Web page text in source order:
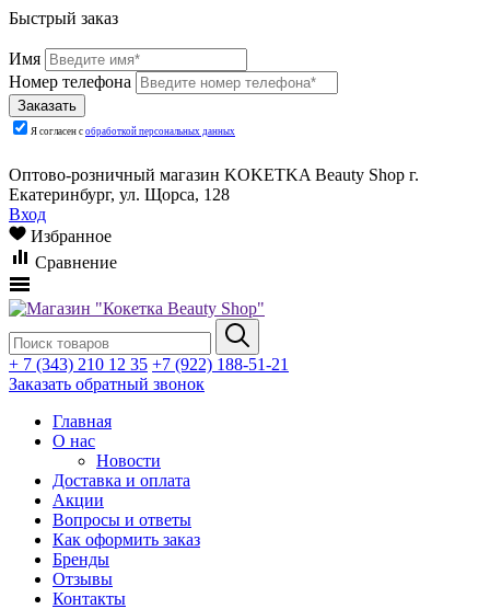
Быстрый заказ
Имя
Номер телефона
Я согласен с обработкой персональных данных
Оптово-розничный магазин KOKETKA Beauty Shop г.
Екатеринбург, ул. Щорса, 128
Вход
Избранное
Сравнение
+ 7 (343) 210 12 35 +7 (922) 188-51-21
Заказать обратный звонок
Главная
О нас
Новости
Доставка и оплата
Акции
Вопросы и ответы
Как оформить заказ
Бренды
Отзывы
Контакты